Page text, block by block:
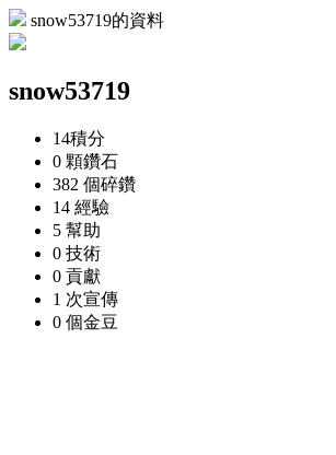
snow53719的資料
snow53719
14積分
0 顆鑽石
382 個碎鑽
14 經驗
5 幫助
0 技術
0 貢獻
1 次宣傳
0 個金豆